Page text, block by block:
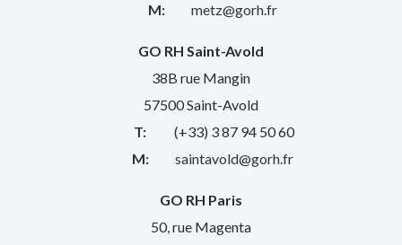
M:
metz@gorh.fr
GO RH Saint-Avold
38B rue Mangin
57500 Saint-Avold
T:
(+33) 3 87 94 50 60
M:
saintavold@gorh.fr
GO RH Paris
50, rue Magenta